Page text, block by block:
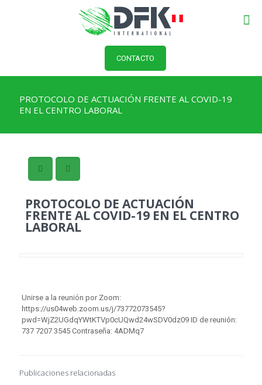
CONTACTO
PROTOCOLO DE ACTUACIÓN FRENTE AL COVID-19
EN EL CENTRO LABORAL
PROTOCOLO DE ACTUACIÓN
FRENTE AL COVID-19 EN EL CENTRO
LABORAL
Unirse a la reunión por Zoom:
https://us04web.zoom.us/j/73772073545?
pwd=WjZ2UGdqYWtKTVp0cUQwd24wSDV0dz09 ID de reunión:
737 7207 3545 Contraseña: 4ADMq7
Publicaciones relacionadas